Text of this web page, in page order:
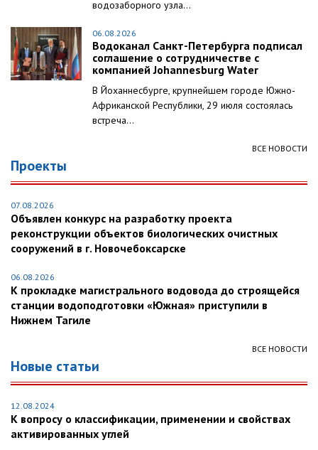
водозаборного узла...
06.08.2026
Водоканал Санкт-Петербурга подписал
соглашение о сотрудничестве с
компанией Johannesburg Water
В Йоханнесбурге, крупнейшем городе Южно-
Африканской Республики, 29 июля состоялась
встреча...
ВСЕ НОВОСТИ
Проекты
07.08.2026
Объявлен конкурс на разработку проекта
реконструкции объектов биологических очистных
сооружений в г. Новочебоксарске
06.08.2026
К прокладке магистрального водовода до строящейся
станции водоподготовки «Южная» приступили в
Нижнем Тагиле
ВСЕ НОВОСТИ
Новые статьи
12.08.2024
К вопросу о классификации, применении и свойствах
активированных углей